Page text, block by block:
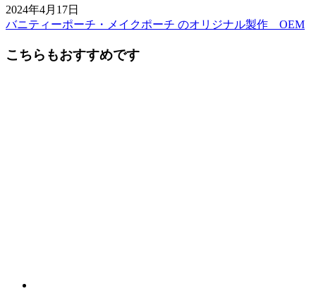
2024年4月17日
前
後
バニティーポーチ・メイクポーチ のオリジナル製作 OEM
こちらもおすすめです